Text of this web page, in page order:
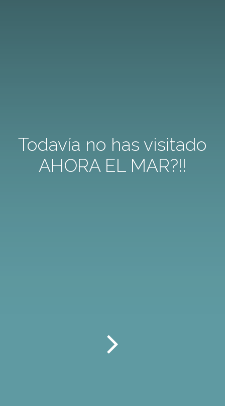
Todavía no has visitado
AHORA EL MAR?!!